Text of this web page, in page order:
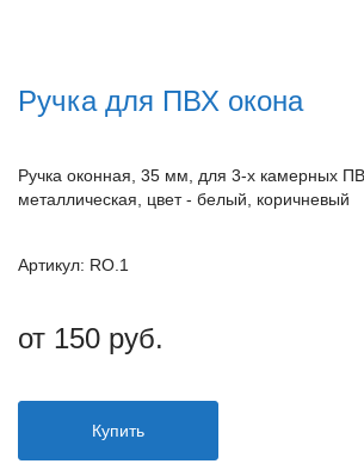
Ручка для ПВХ окона
Ручка оконная, 35 мм, для 3-х камерных
металлическая, цвет - белый, коричневый
Артикул: RO.1
от 150 руб.
Купить